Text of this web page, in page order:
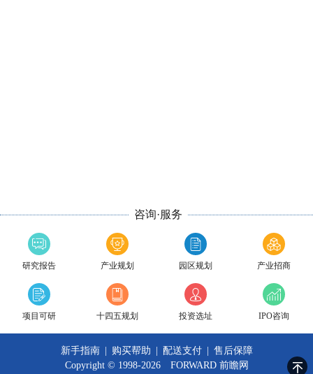
咨询·服务
研究报告 产业规划 园区规划 产业招商
项目可研 十四五规划 投资选址 IPO咨询
新手指南 购买帮助 配送支付
售后保障
Copyright © 1998-2026 FORWARD 前瞻网